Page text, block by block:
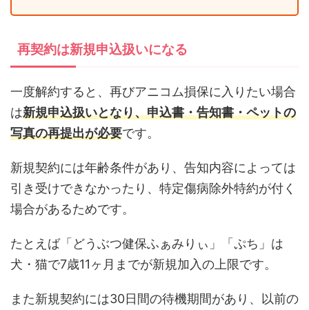
再契約は新規申込扱いになる
一度解約すると、再びアニコム損保に入りたい場合
は新規申込扱いとなり、申込書・告知書・ペットの
写真の再提出が必要です。
新規契約には年齢条件があり、告知内容によっては
引き受けできなかったり、特定傷病除外特約が付く
場合があるためです。
たとえば「どうぶつ健保ふぁみりぃ」「ぷち」は
犬・猫で7歳11ヶ月までが新規加入の上限です。
また新規契約には30日間の待機期間があり、以前の